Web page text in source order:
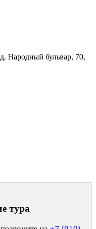
Народный бульвар, 70,
тура